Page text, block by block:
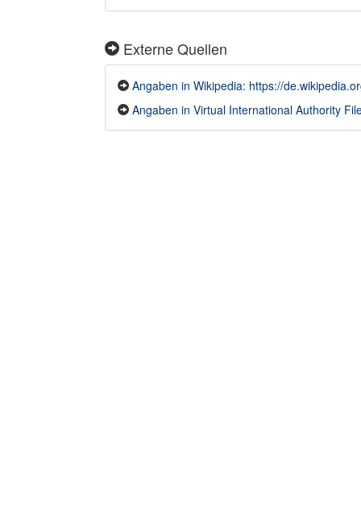
Externe Quellen
Angaben in Wikipedia: https://
Angaben in Virtual International Authority